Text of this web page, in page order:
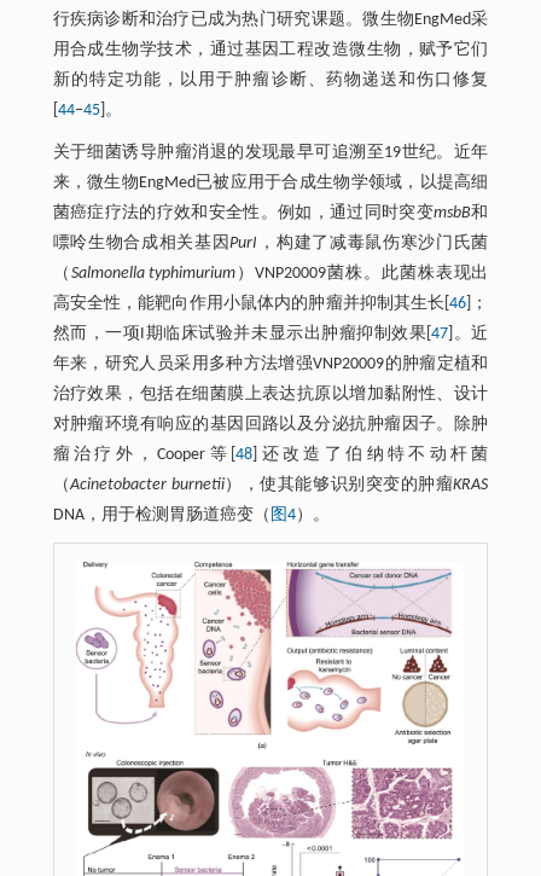
行疾病诊断和治疗已成为热门研究课题。微生物EngMed采
用合成生物学技术，通过基因工程改造微生物，赋予它们
新的特定功能，以用于肿瘤诊断、药物递送和伤口修复
44‒45]。
关于细菌诱导肿瘤消退的发现最早可追溯至19世纪。近年
来，微生物EngMed已被应用于合成生物学领域，以提高细
菌癌症疗法的疗效和安全性。例如，通过同时突变msbB和
嘌呤生物合成相关基因PurI ，构建了减毒鼠伤寒沙门氏菌
（ Salmonella typhimurium ）VNP20009菌株。此菌株表现出
高安全性，能靶向作用小鼠体内的肿瘤并抑制其生长[46 ]；
然而，一项I期临床试验并未显示出肿瘤抑制效果[47 ]。近
年来，研究人员采用多种方法增强VNP20009的肿瘤定植和
治疗效果，包括在细菌膜上表达抗原以增加黏附性、设计
对肿瘤环境有响应的基因回路以及分泌抗肿瘤因子。除肿
瘤治疗外，Cooper等[48 ]还改造了伯纳特不动杆菌
（Acinetobacter burnetii），使其能够识别突变的肿瘤KRAS
DNA，用于检测胃肠道癌变（ 图4）。